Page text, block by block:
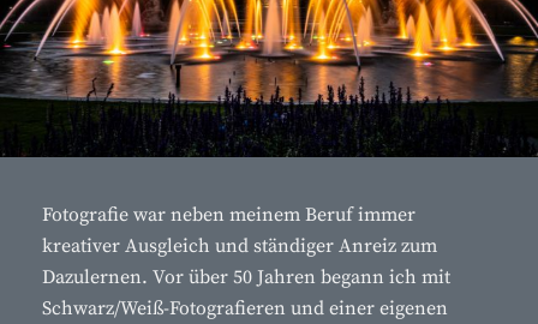
Fotografie war neben meinem Beruf immer
kreativer Ausgleich und ständiger Anreiz zum
Dazulernen. Vor über 50 Jahren begann ich mit
Schwarz/Weiß-Fotografieren und einer eigenen